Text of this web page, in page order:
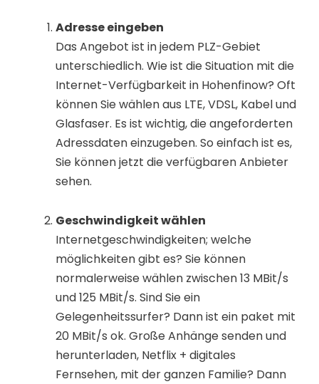
Adresse eingeben
Das Angebot ist in jedem PLZ-Gebiet
unterschiedlich. Wie ist die Situation mit die
Internet-Verfügbarkeit in Hohenfinow? Oft
können Sie wählen aus LTE, VDSL, Kabel und
Glasfaser. Es ist wichtig, die angeforderten
Adressdaten einzugeben. So einfach ist es,
Sie können jetzt die verfügbaren Anbieter
sehen.
Geschwindigkeit wählen
Internetgeschwindigkeiten; welche
möglichkeiten gibt es? Sie können
normalerweise wählen zwischen 13 MBit/s
und 125 MBit/s. Sind Sie ein
Gelegenheitssurfer? Dann ist ein paket mit
20 MBit/s ok. Große Anhänge senden und
herunterladen, Netflix + digitales
Fernsehen, mit der ganzen Familie? Dann